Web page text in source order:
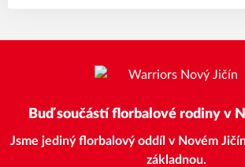
Buď součástí florbalové rodiny v
Jsme jediný florbalový oddíl v Novém
základnou.